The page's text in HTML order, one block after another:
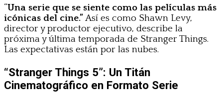
“Una serie que se siente como las películas más
icónicas del cine.”Así es como Shawn Levy,
director y productor ejecutivo, describe la
próxima y última temporada de Stranger Things.
Las expectativas están por las nubes.
“Stranger Things 5”: Un Titán
Cinematográfico en Formato Serie